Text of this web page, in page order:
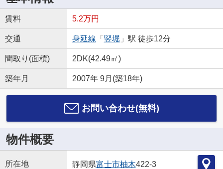
賃料 5.2万円
交通 身延線 「 竪堀 」駅 徒歩12分
間取り(面積) 2DK(42.49㎡)
築年月 2007年 9月(築18年)
お問い合わせ(無料)
物件概要
所在地 静岡県富士市柚木422-3